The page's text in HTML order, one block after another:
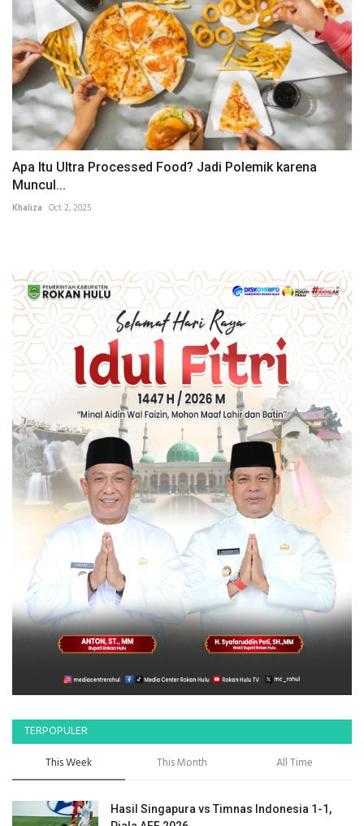
Apa Itu Ultra Processed Food? Jadi Polemik karena
Muncul...
Khaliza Oct 2, 2025
TERPOPULER
This Week This Month All Time
Hasil Singapura vs Timnas Indonesia 1-1,